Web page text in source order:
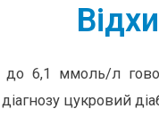
до 6,1 ммоль/л
цукровий